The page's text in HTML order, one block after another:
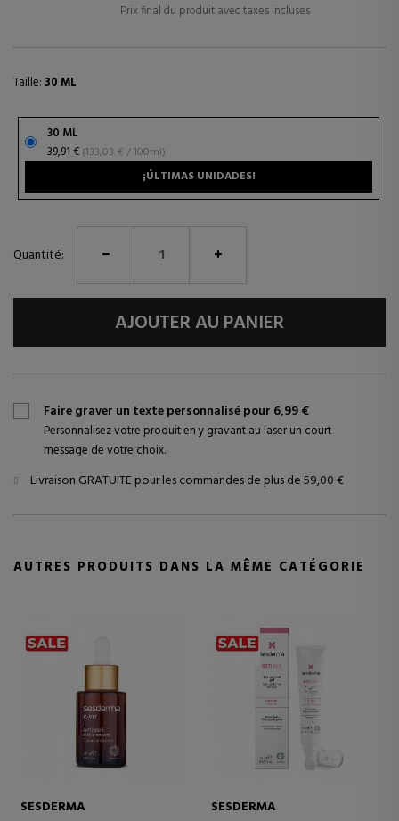
Prix final du produit avec taxes incluses
Taille: 30 ML
30 ML
39,91 €
(133,03 € / 100ml)
¡ÚLTIMAS UNIDADES!
Quantité:
AJOUTER AU PANIER
Faire graver un texte personnalisé pour 6,99 €
Personnalisez votre produit en y gravant au laser un court
message de votre choix.
Livraison GRATUITE pour les commandes de plus de 59,00 €
AUTRES PRODUITS DANS LA MÊME CATÉGORIE
SESDERMA
SESDERMA